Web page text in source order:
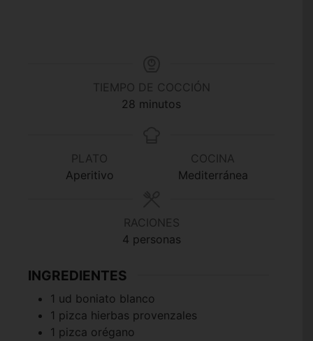
TIEMPO DE COCCIÓN
28 minutos
minutos
PLATO
Aperitivo
COCINA
Mediterránea
RACIONES
4 personas
INGREDIENTES
1 ud boniato blanco
1 pizca hierbas provenzales
1 pizca orégano